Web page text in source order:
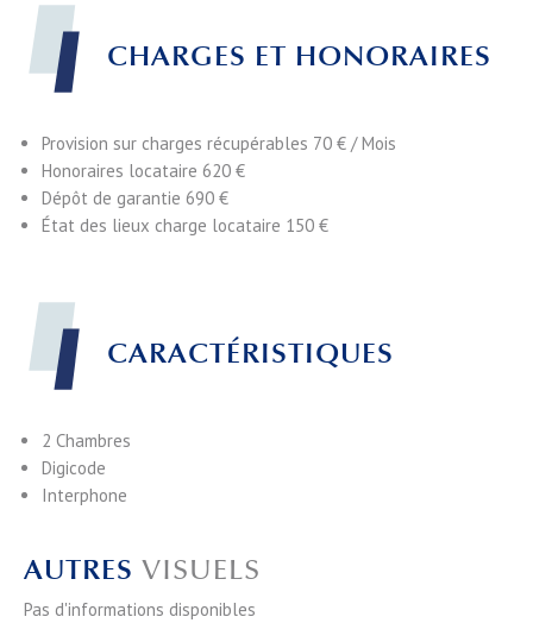
CARACTÉRISTIQUES
2 Chambres
Digicode
Interphone
CHARGES ET HONORAIRES
Provision sur charges récupérables 70 € / Mois
Honoraires locataire 620 €
Dépôt de garantie 690 €
État des lieux charge locataire 150 €
AUTRES VISUELS
Pas d'informations disponibles